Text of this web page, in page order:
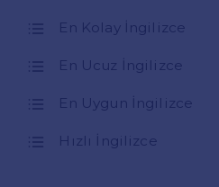
En Kolay İngilizce
En Ucuz İngilizce
En Uygun İngilizce
Hızlı İngilizce